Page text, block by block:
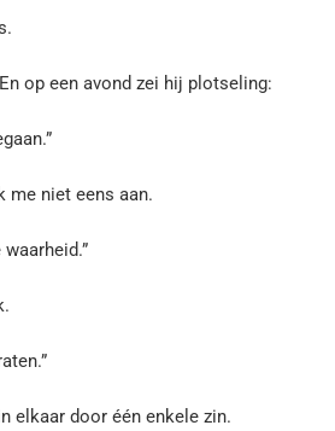
op een avond zei hij plotseling:
me niet eens aan.
elkaar door één enkele zin.